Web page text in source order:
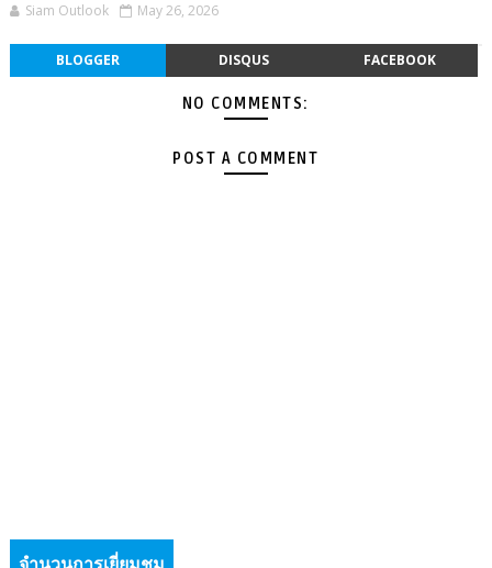
Siam Outlook May 26, 2026
BLOGGER DISQUS FACEBOOK
NO COMMENTS:
POST A COMMENT